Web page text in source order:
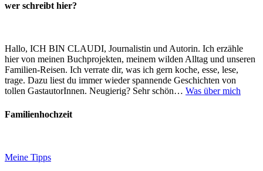
wer schreibt hier?
Hallo, ICH BIN CLAUDI, Journalistin und Autorin. Ich erzähle
hier von meinen Buchprojekten, meinem wilden Alltag und unseren
Familien-Reisen. Ich verrate dir, was ich gern koche, esse, lese,
trage. Dazu liest du immer wieder spannende Geschichten von
tollen GastautorInnen. Neugierig? Sehr schön… Was über mich
Familienhochzeit
Meine Tipps